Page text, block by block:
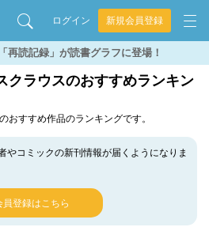
ログイン 新規会員登録
再読記録」が読書グラフに登場！
クラウスのおすすめランキン
おすすめ作品のランキングです。
やコミックの新刊情報が届くようになりま
員登録はこちら